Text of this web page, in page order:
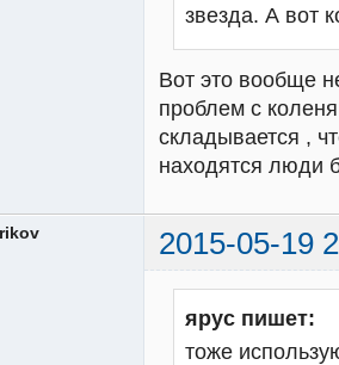
звезда. А вот
Вот это вообще
проблем с
складывается ,
находятся люди
2015-05-19
ярус пишет:
тоже